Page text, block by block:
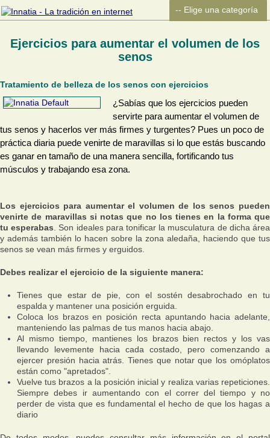
Ejercicios para aumentar el volumen de los
senos
Tratamiento de belleza de los senos con ejercicios
¿Sabías que los ejercicios pueden
servirte para aumentar el volumen de
tus senos y hacerlos ver más firmes y turgentes? Pues un poco de
práctica diaria puede venirte de maravillas si lo que estás buscando
es ganar en tamaño de una manera sencilla, fortificando tus
músculos y trabajando esa zona.
Los ejercicios para aumentar el volumen de los senos pueden
venirte de maravillas si notas que no los tienes en la forma que
tu esperabas . Son ideales para tonificar la musculatura de dicha área
y además también lo hacen sobre la zona aledaña, haciendo que tus
senos se vean más firmes y erguidos.
Debes realizar el ejercicio de la siguiente manera:
Tienes que estar de pie, con el sostén desabrochado en tu
espalda y mantener una posición erguida.
Coloca los brazos en posición recta apuntando hacia adelante,
manteniendo las palmas de tus manos hacia abajo.
Al mismo tiempo, mantienes los brazos bien rectos y los vas
llevando levemente hacia cada costado, pero comenzando a
ejercer presión hacia atrás. Tienes que notar que los omóplatos
están como "apretados".
Vuelve tus brazos a la posición inicial y realiza varias repeticiones.
Siempre debes ir aumentando con el correr del tiempo y no
perder de vista que es fundamental el hecho de que los hagas a
diario